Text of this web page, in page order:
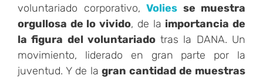
voluntariado corporativo, Volies se muestra
orgullosa de lo vivido, de la importancia de
la figura del voluntariadotras la DANA. Un
movimiento, liderado en gran parte por la
juventud. Y de lagran cantidad de muestras